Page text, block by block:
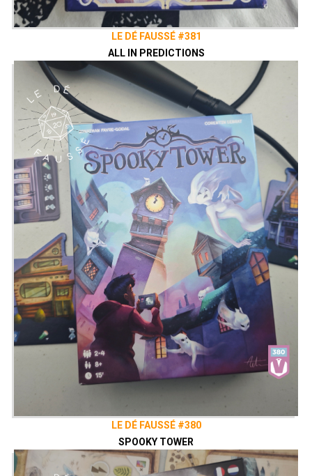
LE DÉ FAUSSÉ #381
ALL IN PREDICTIONS
LE DÉ FAUSSÉ #380
SPOOKY TOWER